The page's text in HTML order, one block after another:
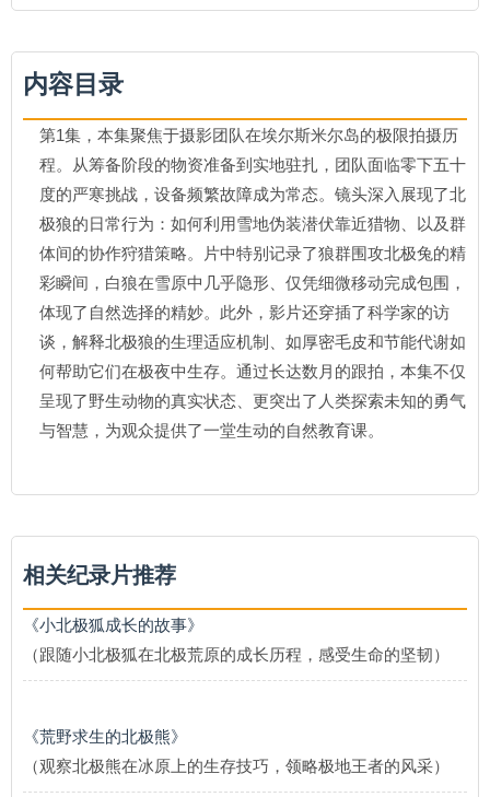
内容目录
第1集，本集聚焦于摄影团队在埃尔斯米尔岛的极限拍摄历
程。从筹备阶段的物资准备到实地驻扎，团队面临零下五十
度的严寒挑战，设备频繁故障成为常态。镜头深入展现了北
极狼的日常行为：如何利用雪地伪装潜伏靠近猎物、以及群
体间的协作狩猎策略。片中特别记录了狼群围攻北极兔的精
彩瞬间，白狼在雪原中几乎隐形、仅凭细微移动完成包围，
体现了自然选择的精妙。此外，影片还穿插了科学家的访
谈，解释北极狼的生理适应机制、如厚密毛皮和节能代谢如
何帮助它们在极夜中生存。通过长达数月的跟拍，本集不仅
呈现了野生动物的真实状态、更突出了人类探索未知的勇气
与智慧，为观众提供了一堂生动的自然教育课。
相关纪录片推荐
《小北极狐成长的故事》
（跟随小北极狐在北极荒原的成长历程，感受生命的坚韧）
《荒野求生的北极熊》
（观察北极熊在冰原上的生存技巧，领略极地王者的风采）